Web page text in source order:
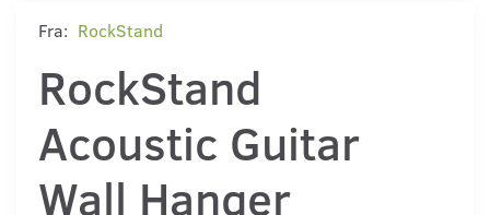
Fra: RockStand
RockStand
Acoustic Guitar
Wall Hanger